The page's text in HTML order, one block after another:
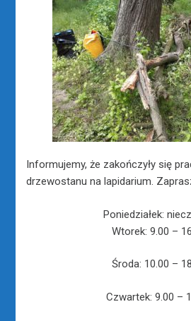
Informujemy, że zakończyły się
drzewostanu na lapidarium.
Poniedziałek:
Wtorek: 9.00 –
Środa: 10.00 –
Czwartek: 9.00 –